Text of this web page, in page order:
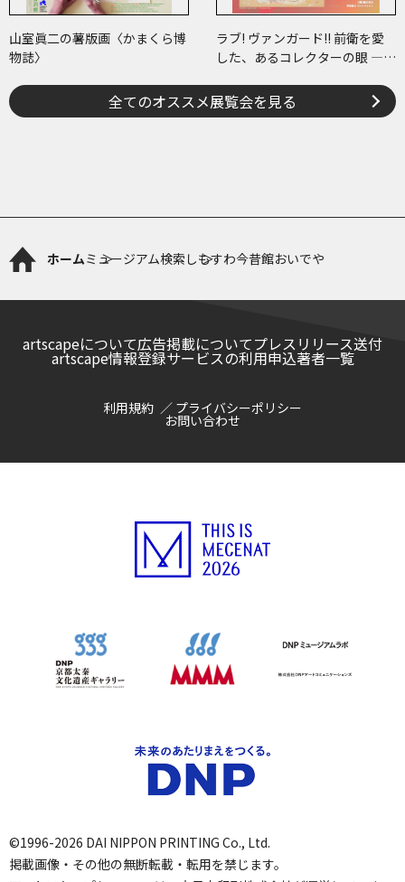
山室眞二の薯版画〈かまくら博
物誌〉
ラブ! ヴァンガード!! 前衛を愛
した、あるコレクターの眼 ―草
全てのオススメ展覧会を見る
ホームミュージアム検索 しもすわ今昔館おいでや
artscapeについて広告掲載についてプレスリリース送付
artscape情報登録サービスの利用申込著者一覧
利用規約 プライバシーポリシー
お問い合わせ
©1996-2026 DAI NIPPON PRINTING Co., Ltd.
掲載画像・その他の無断転載・転用を禁じます。